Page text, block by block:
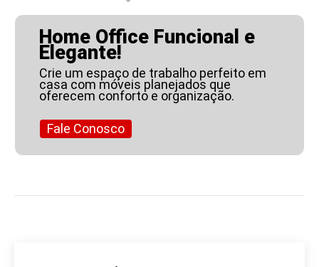
Home Office Funcional e
Elegante!
Crie um espaço de trabalho perfeito em
casa com móveis planejados que
oferecem conforto e organização.
Fale Conosco